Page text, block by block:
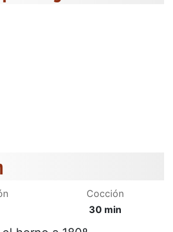
Cocción
30 min